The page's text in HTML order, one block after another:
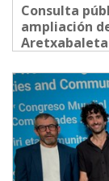
Consulta
ampliación
Aretxabaleta